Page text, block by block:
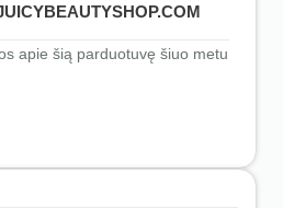
apie šią parduotuvę šiuo metu